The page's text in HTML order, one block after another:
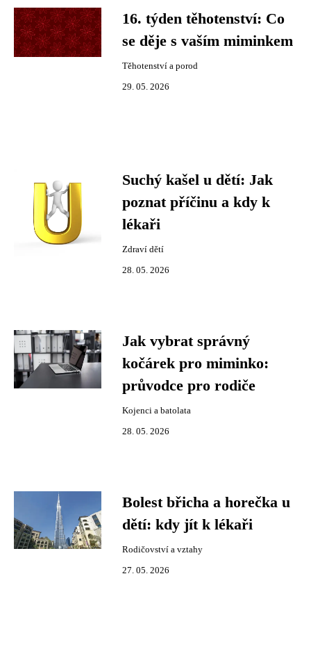
16. týden těhotenství: Co
se děje s vaším miminkem
Těhotenství a porod
29. 05. 2026
Suchý kašel u dětí: Jak
poznat příčinu a kdy k
lékaři
Zdraví dětí
28. 05. 2026
Jak vybrat správný
kočárek pro miminko:
průvodce pro rodiče
Kojenci a batolata
28. 05. 2026
Bolest břicha a horečka u
dětí: kdy jít k lékaři
Rodičovství a vztahy
27. 05. 2026